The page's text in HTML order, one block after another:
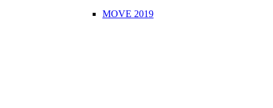
MOVE 2019